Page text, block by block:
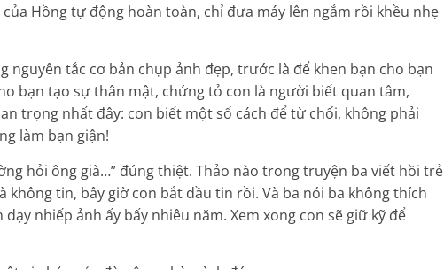
của Hồng tự động hoàn toàn, chỉ đưa máy lên ngắm rồi khều nhẹ
nguyên tắc cơ bản chụp ảnh đẹp, trước là để khen bạn cho bạn
bạn tạo sự thân mật, chứng tỏ con là người biết quan tâm,
trọng nhất đây: con biết một số cách để từ chối, không phải
làm bạn giận!
hỏi ông già…” đúng thiệt. Thảo nào trong truyện ba viết hồi trẻ
không tin, bây giờ con bắt đầu tin rồi. Và ba nói ba không thích
nhiếp ảnh ấy bấy nhiêu năm. Xem xong con sẽ giữ kỹ để